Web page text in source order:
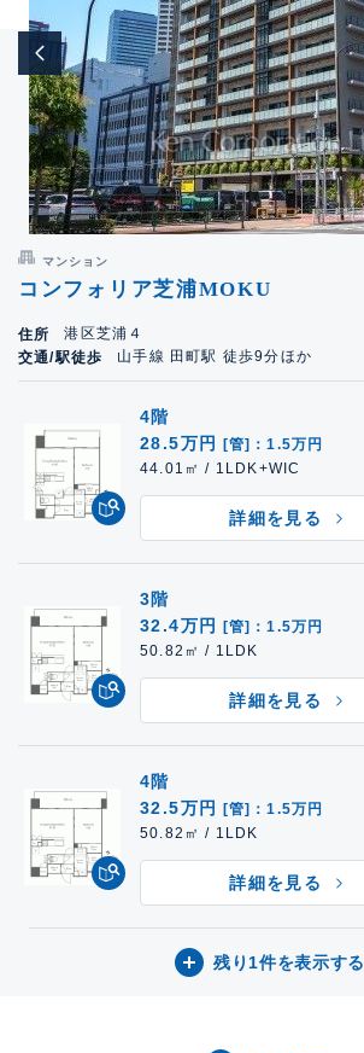
マンション
コンフォリア芝浦MOKU
住所
港区芝浦４
交通/駅徒歩
山手線 田町駅 徒歩9分ほか
4階
28.5万円
[管]：1.5万円
44.01㎡ / 1LDK+WIC
詳細を見る
3階
32.4万円
[管]：1.5万円
50.82㎡ / 1LDK
詳細を見る
4階
32.5万円
[管]：1.5万円
50.82㎡ / 1LDK
詳細を見る
残り1件を表示する